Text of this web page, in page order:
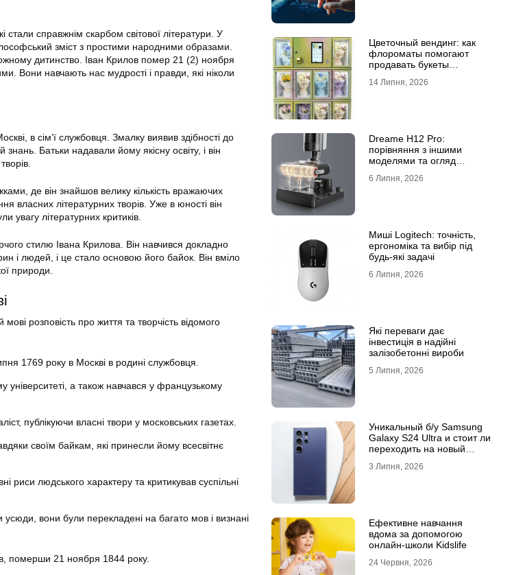
справжнім скарбом світової літератури. У
зміст з простими народними образами.
дитинство. Іван Крилов помер 21 (2) ноября
Вони навчають нас мудрості і правди, які ніколи
в сім’ї службовця. Змалку виявив здібності до
знань. Батьки надавали йому якісну освіту, і він
де він знайшов велику кількість вражаючих
власних літературних творів. Уже в юності він
увагу літературних критиків.
стилю Івана Крилова. Він навчився докладно
і людей, і це стало основою його байок. Він вміло
природи.
розповість про життя та творчість відомого
1769 року в Москві в родині службовця.
університеті, а також навчався у французькому
публікуючи власні твори у московських газетах.
своїм байкам, які принесли йому всесвітнє
риси людського характеру та критикував суспільні
вони були перекладені на багато мов і визнані
померши 21 ноября 1844 року.
Цветочный вендинг: как
флороматы помогают
продавать букеты
14 Липня, 2026
Dreame H12 Pro:
порівняння з іншими
моделями та огляд
6 Липня, 2026
Миші Logitech: точність,
ергономіка та вибір під
будь-які задачі
6 Липня, 2026
Які переваги дає
інвестиція в надійні
залізобетонні вироби
5 Липня, 2026
Уникальный б/у Samsung
Galaxy S24 Ultra и стоит ли
переходить на новый
3 Липня, 2026
Ефективне навчання
вдома за допомогою
онлайн-школи Kidslife
24 Червня, 2026